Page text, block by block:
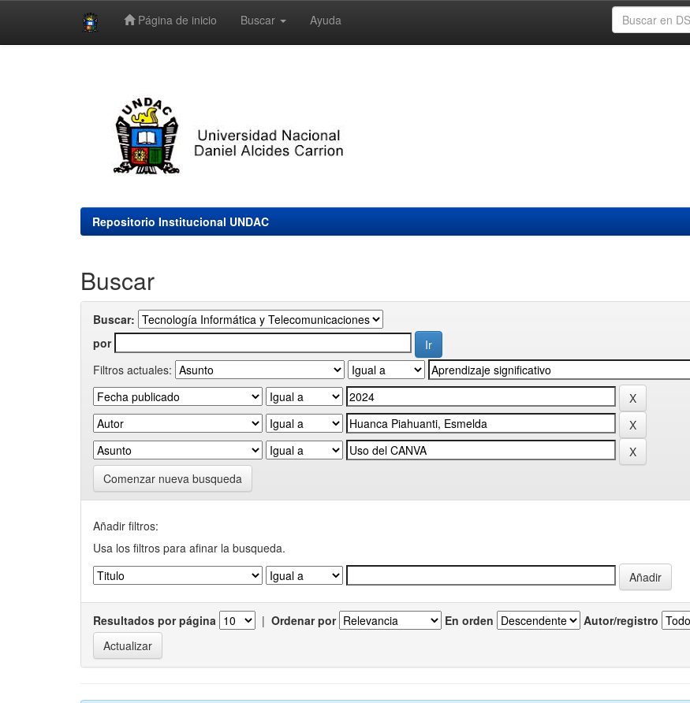
Página de inicio Buscar Ayuda
Repositorio Institucional UNDAC
Buscar
Buscar:
por
Filtros actuales:
Comenzar nueva busqueda
Añadir filtros:
Usa los filtros para afinar la busqueda.
Resultados por página | Ordenar por En orden Autor/registro